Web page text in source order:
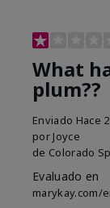
What
plum??
Enviado Hace
por Joyce
de Colorado
Evaluado en
marykay.com/